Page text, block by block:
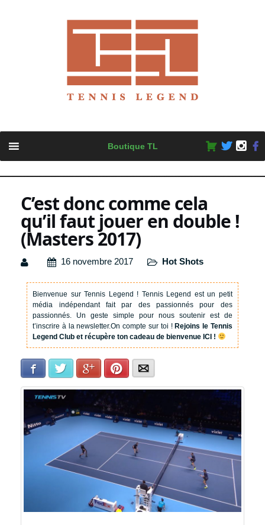
content
Boutique TL
C’est donc comme cela
qu’il faut jouer en double !
(Masters 2017)
16 novembre 2017 Hot Shots
Bienvenue sur Tennis Legend ! Tennis Legend est un petit
média indépendant fait par des passionnés pour des
passionnés. Un geste simple pour nous soutenir est de
t’inscrire à la newsletter.On compte sur toi !Rejoins le Tennis
Legend Club et récupère ton cadeau de bienvenue ICI !
Facebook Twitter Google+Pinterest